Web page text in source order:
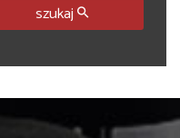
szukaj